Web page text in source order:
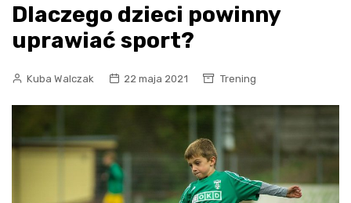
Dlaczego dzieci powinny
uprawiać sport?
Kuba Walczak 22 maja 2021 Trening